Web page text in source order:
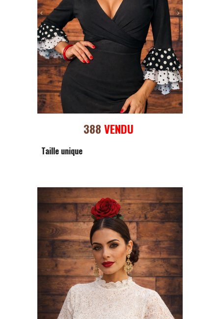
388 VENDU
Taille unique